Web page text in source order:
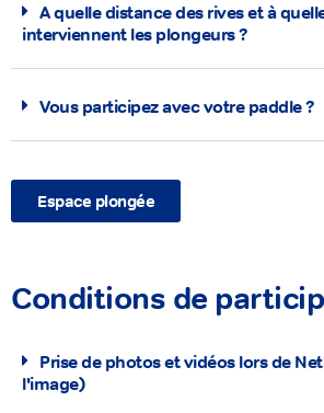
A quelle distance des rives et à
interviennent les plongeurs ?
Vous participez avec votre paddle ?
Espace plongée
Conditions de
Prise de photos et vidéos lors de
l'image)